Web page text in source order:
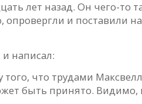
лет назад. Он чего-то
и поставили
и написал:
что трудами
быть принято.